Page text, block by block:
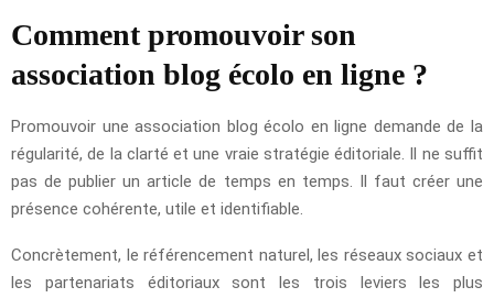
Comment promouvoir son
association blog écolo en ligne ?
Promouvoir une association blog écolo en ligne demande de la
régularité, de la clarté et une vraie stratégie éditoriale. Il ne suffit
pas de publier un article de temps en temps. Il faut créer une
présence cohérente, utile et identifiable.
Concrètement, le référencement naturel, les réseaux sociaux et
les partenariats éditoriaux sont les trois leviers les plus